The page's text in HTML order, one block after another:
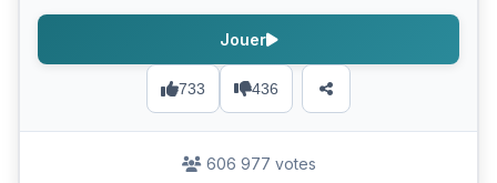
733 436
Jouer
606 977 votes